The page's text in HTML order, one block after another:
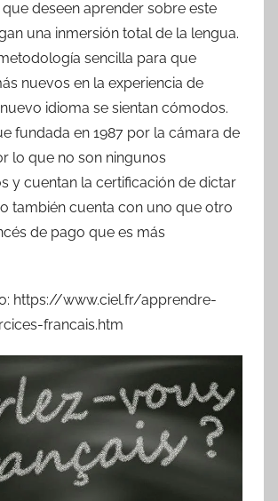
deseen aprender sobre este
una inmersión total de la lengua.
sencilla para que
nuevos en la experiencia de
idioma se sientan cómodos.
fundada en 1987 por la cámara de
lo que no son ningunos
y cuentan la certificación de dictar
también cuenta con uno que otro
de pago que es más
https://www.ciel.fr/apprendre-
francais.htm